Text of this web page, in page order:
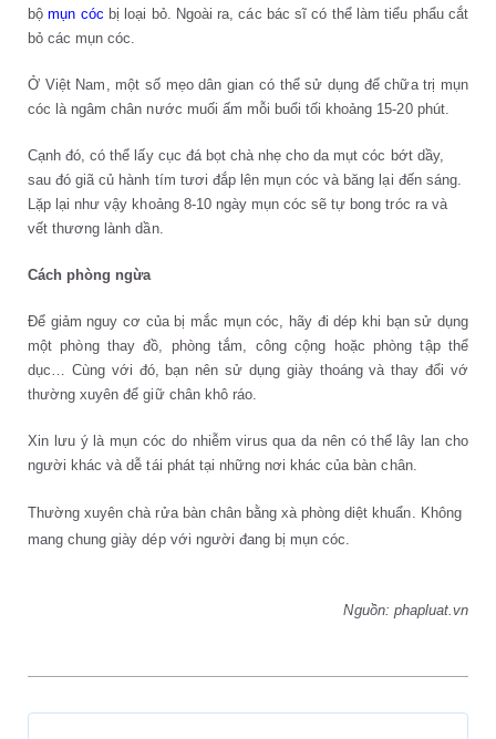
bộmụn cóc bị loại bỏ. Ngoài ra, các bác sĩ có thể làm tiểu phẩu cắt
bỏ các mụn cóc.
Ở Việt Nam, một số mẹo dân gian có thể sử dụng để chữa trị mụn
cóc là ngâm chân nước muối ấm mỗi buổi tối khoảng 15-20 phút.
Cạnh đó, có thể lấy cục đá bọt chà nhẹ cho da mụt cóc bớt dầy,
sau đó giã củ hành tím tươi đắp lên mụn cóc và băng lại đến sáng.
Lặp lại như vậy khoảng 8-10 ngày mụn cóc sẽ tự bong tróc ra và
vết thương lành dần.
Cách phòng ngừa
Để giảm nguy cơ của bị mắc mụn cóc, hãy đi dép khi bạn sử dụng
một phòng thay đồ, phòng tắm, công cộng hoặc phòng tập thể
dục… Cùng với đó, bạn nên sử dụng giày thoáng và thay đổi vớ
thường xuyên để giữ chân khô ráo.
Xin lưu ý là mụn cóc do nhiễm virus qua da nên có thể lây lan cho
người khác và dễ tái phát tại những nơi khác của bàn chân.
Thường xuyên chà rửa bàn chân bằng xà phòng diệt khuẩn. Không
mang chung giày dép với người đang bị mụn cóc.
Nguồn: phapluat.vn